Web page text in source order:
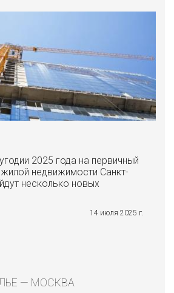
2025 года на первичный
недвижимости Санкт-
несколько новых
14 июля 2025 г.
— МОСКВА